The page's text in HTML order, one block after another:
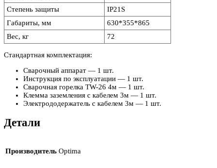
Степень защиты
IP21S
Габариты, мм
630*355*865
Вес, кг
72
Стандартная комплектация:
Сварочный аппарат — 1 шт.
Инструкция по эксплуатации — 1 шт.
Сварочная горелка TW-26 4м — 1 шт.
Клемма заземления с кабелем 3м — 1 шт.
Электрододержатель с кабелем 3м — 1 шт.
Детали
Производитель Optima